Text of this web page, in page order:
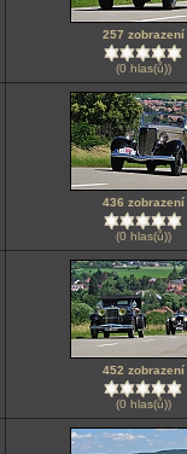
257 zobrazení
(0 hlas(ů))
436 zobrazení
(0 hlas(ů))
452 zobrazení
(0 hlas(ů))